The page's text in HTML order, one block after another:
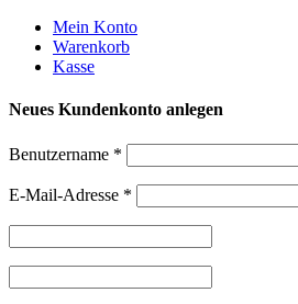
Weiter
zum
Inhalt
Mein Konto
Warenkorb
Kasse
Neues Kundenkonto anlegen
Benutzername *
E-Mail-Adresse *